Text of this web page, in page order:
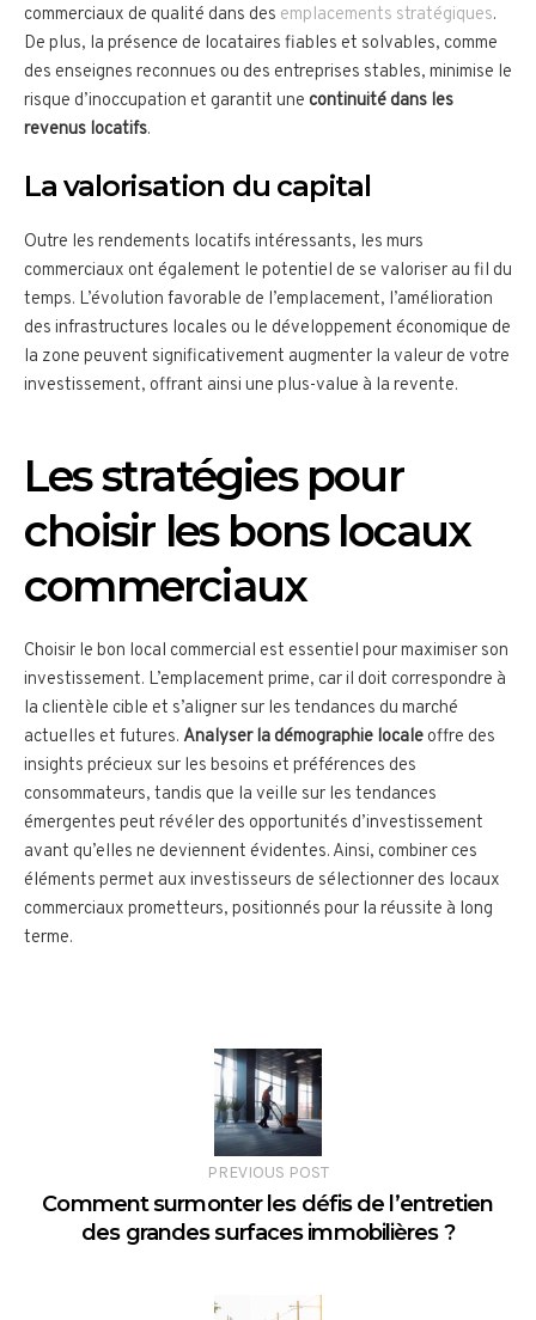
commerciaux de qualité dans des emplacements stratégiques.
De plus, la présence de locataires fiables et solvables, comme
des enseignes reconnues ou des entreprises stables, minimise le
risque d’inoccupation et garantit une continuité dans les
revenus locatifs.
La valorisation du capital
Outre les rendements locatifs intéressants, les murs
commerciaux ont également le potentiel de se valoriser au fil du
temps. L’évolution favorable de l’emplacement, l’amélioration
des infrastructures locales ou le développement économique de
la zone peuvent significativement augmenter la valeur de votre
investissement, offrant ainsi une plus-value à la revente.
Les stratégies pour
choisir les bons locaux
commerciaux
Choisir le bon local commercial est essentiel pour maximiser son
investissement. L’emplacement prime, car il doit correspondre à
la clientèle cible et s’aligner sur les tendances du marché
actuelles et futures. Analyser la démographie locale offre des
insights précieux sur les besoins et préférences des
consommateurs, tandis que la veille sur les tendances
émergentes peut révéler des opportunités d’investissement
avant qu’elles ne deviennent évidentes. Ainsi, combiner ces
éléments permet aux investisseurs de sélectionner des locaux
commerciaux prometteurs, positionnés pour la réussite à long
terme.
PREVIOUS POST
Comment surmonter les défis de l’entretien
des grandes surfaces immobilières ?